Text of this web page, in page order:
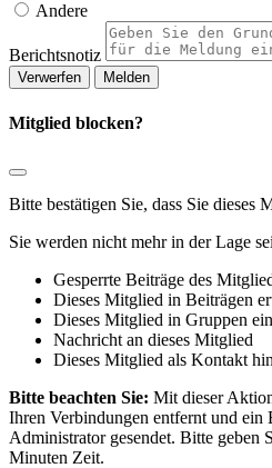
Andere
Berichtsnotiz
Melden
Mitglied blocken?
Bitte bestätigen Sie, dass Sie dieses
Sie werden nicht mehr in der Lage
Gesperrte Beiträge des
Dieses Mitglied in Beiträgen
Dieses Mitglied in Gruppen
Nachricht an dieses Mitglied
Dieses Mitglied als Kontakt
Bitte beachten Sie: Mit dieser
Ihren Verbindungen entfernt und ein
Administrator gesendet. Bitte geben
Minuten Zeit.